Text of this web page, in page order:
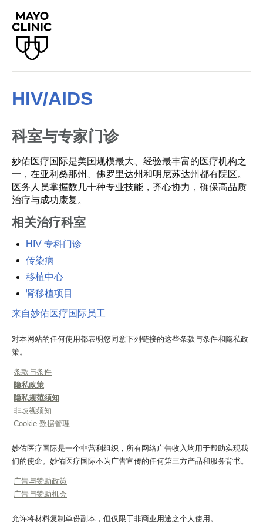
HIV/AIDS
科室与专家门诊
妙佑医疗国际是美国规模最大、经验最丰富的医疗机构之
一，在亚利桑那州、佛罗里达州和明尼苏达州都有院区。
医务人员掌握数几十种专业技能，齐心协力，确保高品质
治疗与成功康复。
相关治疗科室
HIV 专科门诊
传染病
移植中心
肾移植项目
来自妙佑医疗国际员工
对本网站的任何使用都表明您同意下列链接的这些条款与条件和隐私政
策。
条款与条件
隐私政策
隐私规范须知
非歧视须知
Cookie 数据管理
妙佑医疗国际是一个非营利组织，所有网络广告收入均用于帮助实现我
们的使命。妙佑医疗国际不为广告宣传的任何第三方产品和服务背书。
广告与赞助政策
广告与赞助机会
允许将材料复制单份副本，但仅限于非商业用途之个人使用。